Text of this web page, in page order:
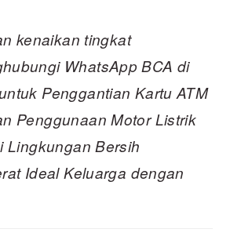
kenaikan tingkat
WhatsApp BCA di
Penggantian Kartu ATM
Penggunaan Motor Listrik
Lingkungan Bersih
Ideal Keluarga dengan